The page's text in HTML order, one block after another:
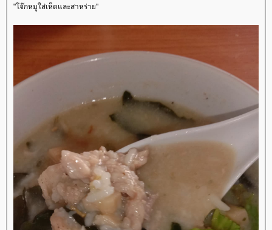
"โจ๊กหมูใส่เห็ดและสาหร่าย"